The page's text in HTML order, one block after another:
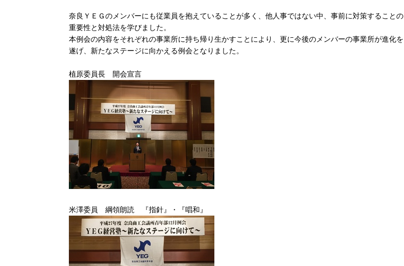
奈良ＹＥＧのメンバーにも従業員を抱えていることが多く、他人事ではない中、事前に対策することの
重要性と対処法を学びました。
本例会の内容をそれぞれの事業所に持ち帰り生かすことにより、更に今後のメンバーの事業所が進化を
遂げ、新たなステージに向かえる例会となりました。
植原委員長 開会宣言
米澤委員 綱領朗読 『指針』・『唱和』